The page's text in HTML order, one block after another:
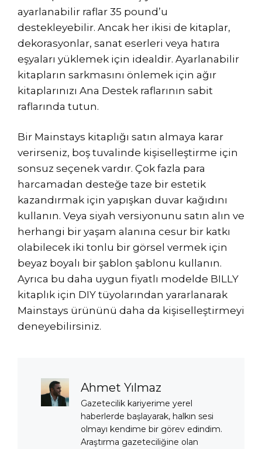
ayarlanabilir raflar 35 pound’u
destekleyebilir. Ancak her ikisi de kitaplar,
dekorasyonlar, sanat eserleri veya hatıra
eşyaları yüklemek için idealdir. Ayarlanabilir
kitapların sarkmasını önlemek için ağır
kitaplarınızı Ana Destek raflarının sabit
raflarında tutun.
Bir Mainstays kitaplığı satın almaya karar
verirseniz, boş tuvalinde kişiselleştirme için
sonsuz seçenek vardır. Çok fazla para
harcamadan desteğe taze bir estetik
kazandırmak için yapışkan duvar kağıdını
kullanın. Veya siyah versiyonunu satın alın ve
herhangi bir yaşam alanına cesur bir katkı
olabilecek iki tonlu bir görsel vermek için
beyaz boyalı bir şablon şablonu kullanın.
Ayrıca bu daha uygun fiyatlı modelde BILLY
kitaplık için DIY tüyolarından yararlanarak
Mainstays ürününü daha da kişiselleştirmeyi
deneyebilirsiniz.
Ahmet Yılmaz
Gazetecilik kariyerime yerel
haberlerde başlayarak, halkın sesi
olmayı kendime bir görev edindim.
Araştırma gazeteciliğine olan